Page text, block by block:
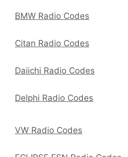
BMW Radio Codes
Citan Radio Codes
Daiichi Radio Codes
Delphi Radio Codes
VW Radio Codes